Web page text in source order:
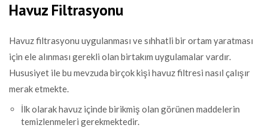
Havuz Filtrasyonu
Havuz filtrasyonu uygulanması ve sıhhatli bir ortam yaratması
için ele alınması gerekli olan birtakım uygulamalar vardır.
Hususiyet ile bu mevzuda birçok kişi havuz filtresi nasıl çalışır
merak etmekte.
İlk olarak havuz içinde birikmiş olan görünen maddelerin
temizlenmeleri gerekmektedir.